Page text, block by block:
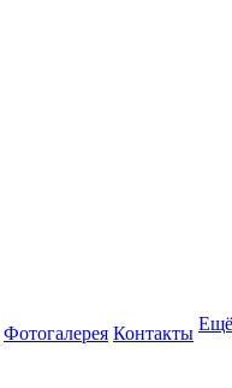
Фотогалерея Контакты Ещё